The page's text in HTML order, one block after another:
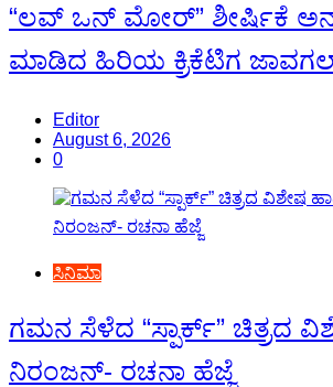
“ಲವ್ ಒನ್ ಮೋರ್” ಶೀರ್ಷಿಕೆ
ಮಾಡಿದ ಹಿರಿಯ ಕ್ರಿಕೆಟಿಗ ಜಾವಗಲ್
Editor
August 6, 2026
0
ಸಿನಿಮಾ
ಗಮನ ಸೆಳೆದ “ಸ್ಪಾರ್ಕ್” ಚಿತ್ರದ
ನಿರಂಜನ್- ರಚನಾ ಹೆಜ್ಜೆ